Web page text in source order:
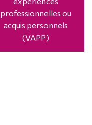
professionnelles ou
acquis personnels
(VAPP)